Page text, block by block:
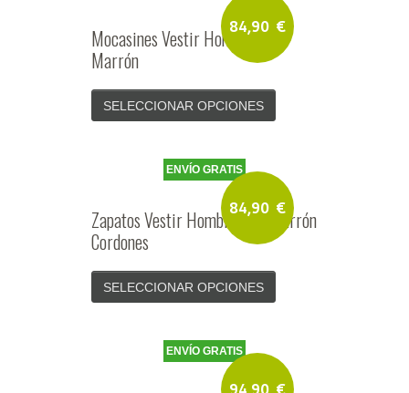
84,90 €
Mocasines Vestir Hombre Piel
Marrón
SELECCIONAR OPCIONES
84,90 €
ENVÍO GRATIS
Zapatos Vestir Hombre Piel Marrón
Cordones
SELECCIONAR OPCIONES
94,90 €
ENVÍO GRATIS